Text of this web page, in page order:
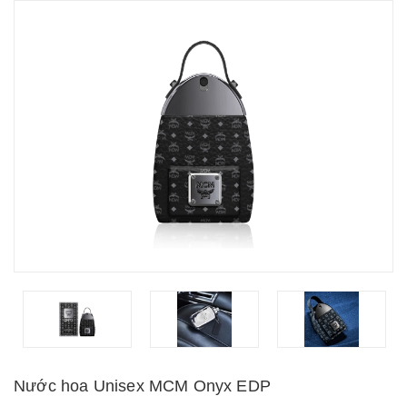
Nước hoa Unisex MCM Onyx EDP